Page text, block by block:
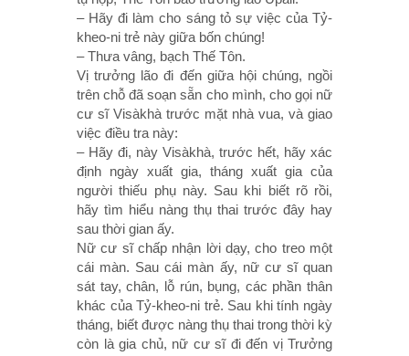
– Hãy đi làm cho sáng tỏ sự việc của Tỷ-
kheo-ni trẻ này giữa bốn chúng!
– Thưa vâng, bạch Thế Tôn.
Vị trưởng lão đi đến giữa hội chúng, ngồi
trên chỗ đã soạn sẵn cho mình, cho gọi nữ
cư sĩ Visàkhà trước mặt nhà vua, và giao
việc điều tra này:
– Hãy đi, này Visàkhà, trước hết, hãy xác
định ngày xuất gia, tháng xuất gia của
người thiếu phụ này. Sau khi biết rõ rồi,
hãy tìm hiểu nàng thụ thai trước đây hay
sau thời gian ấy.
Nữ cư sĩ chấp nhận lời dạy, cho treo một
cái màn. Sau cái màn ấy, nữ cư sĩ quan
sát tay, chân, lỗ rún, bụng, các phần thân
khác của Tỷ-kheo-ni trẻ. Sau khi tính ngày
tháng, biết được nàng thụ thai trong thời kỳ
còn là gia chủ, nữ cư sĩ đi đến vị Trưởng